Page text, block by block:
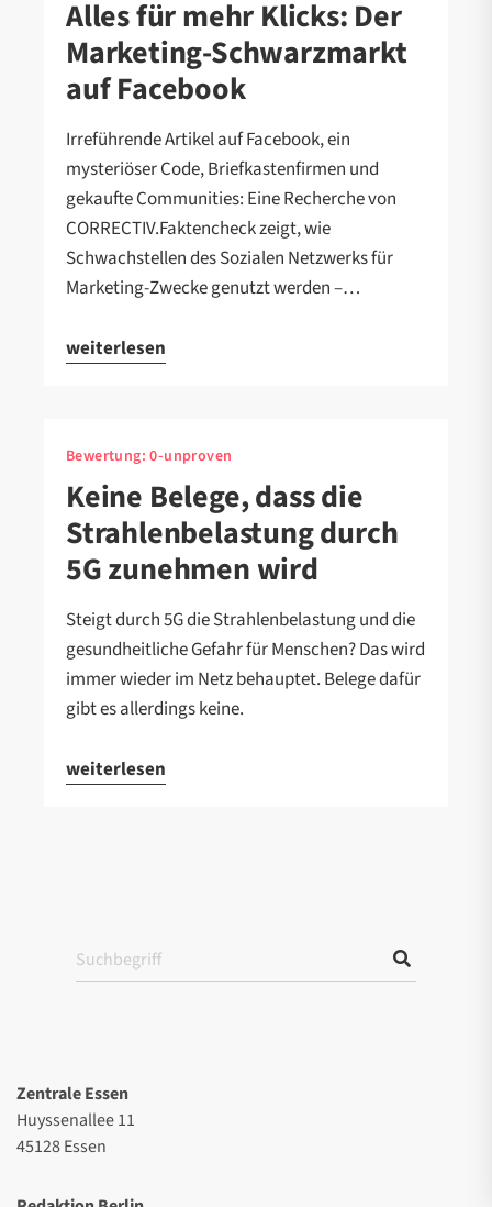
Alles für mehr Klicks: Der
Marketing-Schwarzmarkt
auf Facebook
Irreführende Artikel auf Facebook, ein
mysteriöser Code, Briefkastenfirmen und
gekaufte Communities: Eine Recherche von
CORRECTIV.Faktencheck zeigt, wie
Schwachstellen des Sozialen Netzwerks für
Marketing-Zwecke genutzt werden –…
weiterlesen
Bewertung:0-unproven
Keine Belege, dass die
Strahlenbelastung durch
5G zunehmen wird
Steigt durch 5G die Strahlenbelastung und die
gesundheitliche Gefahr für Menschen? Das wird
immer wieder im Netz behauptet. Belege dafür
gibt es allerdings keine.
weiterlesen
Zentrale Essen
Huyssenallee 11
45128 Essen